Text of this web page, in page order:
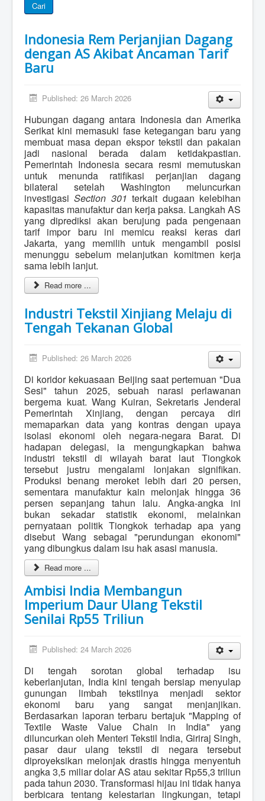
Cari
Indonesia Rem Perjanjian Dagang
dengan AS Akibat Ancaman Tarif
Baru
Published: 26 March 2026
Hubungan dagang antara Indonesia dan Amerika
Serikat kini memasuki fase ketegangan baru yang
membuat masa depan ekspor tekstil dan pakaian
jadi nasional berada dalam ketidakpastian.
Pemerintah Indonesia secara resmi memutuskan
untuk menunda ratifikasi perjanjian dagang
bilateral setelah Washington meluncurkan
investigasiSection 301 terkait dugaan kelebihan
kapasitas manufaktur dan kerja paksa. Langkah AS
yang diprediksi akan berujung pada pengenaan
tarif impor baru ini memicu reaksi keras dari
Jakarta, yang memilih untuk mengambil posisi
menunggu sebelum melanjutkan komitmen kerja
sama lebih lanjut.
Read more ...
Industri Tekstil Xinjiang Melaju di
Tengah Tekanan Global
Published: 26 March 2026
Di koridor kekuasaan Beijing saat pertemuan "Dua
Sesi" tahun 2025, sebuah narasi perlawanan
bergema kuat. Wang Kuiran, Sekretaris Jenderal
Pemerintah Xinjiang, dengan percaya diri
memaparkan data yang kontras dengan upaya
isolasi ekonomi oleh negara-negara Barat. Di
hadapan delegasi, ia mengungkapkan bahwa
industri tekstil di wilayah barat laut Tiongkok
tersebut justru mengalami lonjakan signifikan.
Produksi benang meroket lebih dari 20 persen,
sementara manufaktur kain melonjak hingga 36
persen sepanjang tahun lalu. Angka-angka ini
bukan sekadar statistik ekonomi, melainkan
pernyataan politik Tiongkok terhadap apa yang
disebut Wang sebagai "perundungan ekonomi"
yang dibungkus dalam isu hak asasi manusia.
Read more ...
Ambisi India Membangun
Imperium Daur Ulang Tekstil
Senilai Rp55 Triliun
Published: 24 March 2026
Di tengah sorotan global terhadap isu
keberlanjutan, India kini tengah bersiap menyulap
gunungan limbah tekstilnya menjadi sektor
ekonomi baru yang sangat menjanjikan.
Berdasarkan laporan terbaru bertajuk "Mapping of
Textile Waste Value Chain in India" yang
diluncurkan oleh Menteri Tekstil India, Giriraj Singh,
pasar daur ulang tekstil di negara tersebut
diproyeksikan melonjak drastis hingga menyentuh
angka 3,5 miliar dolar AS atau sekitar Rp55,3 triliun
pada tahun 2030. Transformasi hijau ini tidak hanya
berbicara tentang kelestarian lingkungan, tetapi